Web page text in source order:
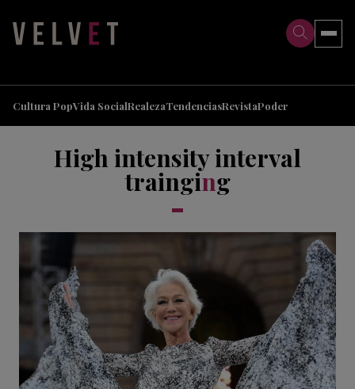
Cultura PopVida SocialRealezaTendenciasRevistaPoder
High intensity interval
trainging